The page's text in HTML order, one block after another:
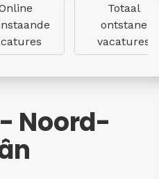
Totaal
ontstane
vacatures
Noord-